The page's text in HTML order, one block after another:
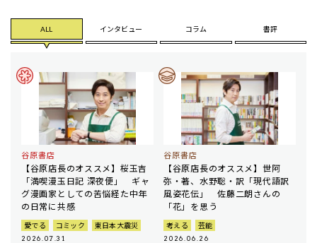
ALL インタビュー コラム 書評
谷原書店
【谷原店長のオススメ】桜玉吉
「満喫漫玉日記 深夜便」 ギャ
グ漫画家としての苦悩経た中年
の日常に共感
愛でる コミック 東日本大震災
2026.07.31
谷原書店
【谷原店長のオススメ】世阿
弥・著、水野聡・訳「現代語訳
風姿花伝」 佐藤二朗さんの
「花」を思う
考える 芸能
2026.06.26